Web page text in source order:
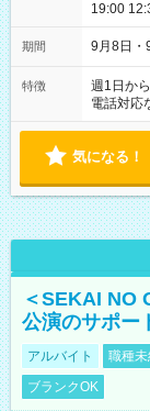
19:00 12:30～22:00 上記の
時間は変
期間 9月8日・
特徴 週1日か
電話対応
気になる！
＜SEKAI NO
公演のサポー
アルバイト 職種
ブランクOK